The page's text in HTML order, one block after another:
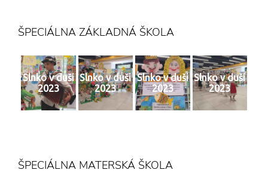
ŠPECIÁLNA ZÁKLADNÁ ŠKOLA
Slnko v duši
2023
Slnko v duši
2023
Slnko v duši
2023
Slnko v duši
2023
ŠPECIÁLNA MATERSKÁ ŠKOLA